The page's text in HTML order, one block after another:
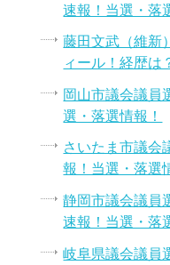
速報！当選・落
藤田文武（維新
ィール！経歴は
岡山市議会議員
選・落選情報！
さいたま市議会
報！当選・落選
静岡市議会議員
速報！当選・落
岐阜県議会議員